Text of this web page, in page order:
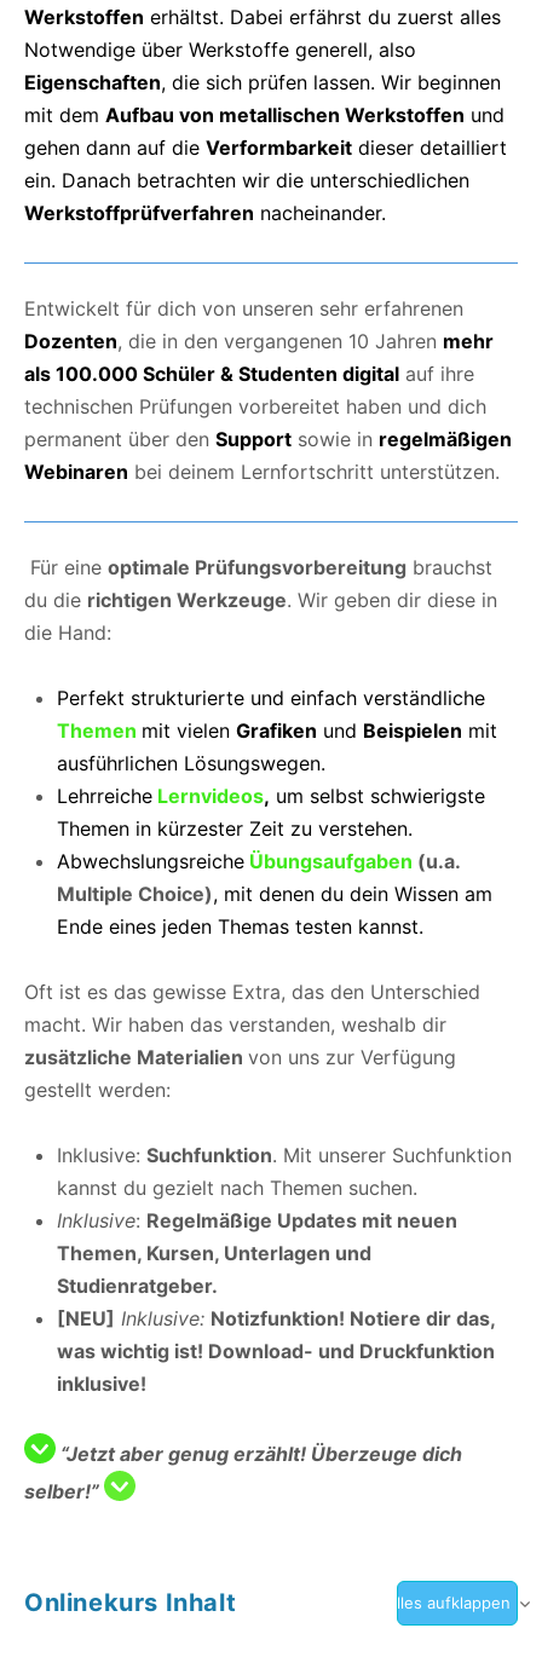
Werkstoffen erhältst. Dabei erfährst du zuerst alles
Notwendige über Werkstoffe generell, also
Eigenschaften, die sich prüfen lassen. Wir beginnen
mit dem Aufbau von metallischen Werkstoffen und
gehen dann auf die Verformbarkeit dieser detailliert
ein. Danach betrachten wir die unterschiedlichen
Werkstoffprüfverfahren nacheinander.
Entwickelt für dich von unseren sehr erfahrenen
Dozenten, die in den vergangenen 10 Jahren mehr
als 100.000 Schüler & Studenten digital auf ihre
technischen Prüfungen vorbereitet haben und dich
permanent über den Support sowie in regelmäßigen
Webinaren bei deinem Lernfortschritt unterstützen.
Für eine optimale Prüfungsvorbereitung brauchst
du die richtigen Werkzeuge. Wir geben dir diese in
die Hand:
Perfekt strukturierte und einfach verständliche
Themen mit vielen Grafiken und Beispielen mit
ausführlichen Lösungswegen.
Lehrreiche Lernvideos, um selbst schwierigste
Themen in kürzester Zeit zu verstehen.
Abwechslungsreiche Übungsaufgaben (u.a.
Multiple Choice), mit denen du dein Wissen am
Ende eines jeden Themas testen kannst.
Oft ist es das gewisse Extra, das den Unterschied
macht. Wir haben das verstanden, weshalb dir
zusätzliche Materialien von uns zur Verfügung
gestellt werden:
Inklusive: Suchfunktion. Mit unserer Suchfunktion
kannst du gezielt nach Themen suchen.
Inklusive: Regelmäßige Updates mit neuen
Themen, Kursen, Unterlagen und
Studienratgeber.
[NEU] Inklusive: Notizfunktion! Notiere dir das,
was wichtig ist! Download- und Druckfunktion
inklusive!
“Jetzt aber genug erzählt! Überzeuge dich
selber!”
Onlinekurs Inhalt Alles aufklappen